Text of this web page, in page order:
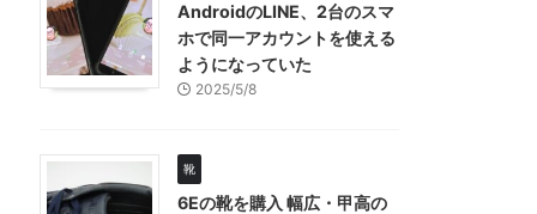
AndroidのLINE、2台のスマ
ホで同一アカウントを使える
ようになっていた
2025/5/8
靴
6Eの靴を購入 幅広・甲高の